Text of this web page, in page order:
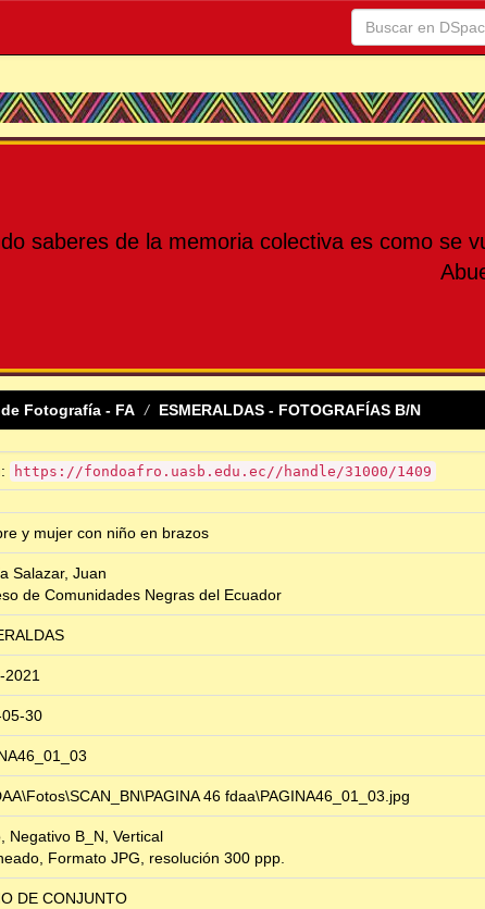
saberes de la memoria colectiva es como se
Fotografía - FA ESMERALDAS - FOTOGRAFÍAS B/N
https://fondoafro.uasb.edu.ec//handle/31000/1409
y mujer con niño en brazos
Salazar, Juan
de Comunidades Negras del Ecuador
2021
30
46 fdaa\PAGINA46_01_03.jpg
Negativo B_N, Vertical
Formato JPG, resolución 300 ppp.
DE CONJUNTO